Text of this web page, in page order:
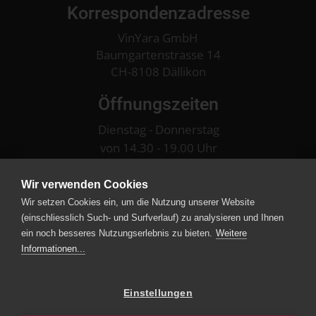
Korrespondenzadresse
VinYara GmbH
Baumgartenstrasse 14
CH-8108 Dällikon
Öffnungszeiten
Dienstag - Donnerstag
von 14.30 - 19.00 Uhr
von 13.00 - 16.00 Uhr
oder nach telefonischer Vereinbarung076 309 09 29
Wir verwenden Cookies
Wir setzen Cookies ein, um die Nutzung unserer Website
(einschliesslich Such- und Surfverlauf) zu analysieren und Ihnen
ein noch besseres Nutzungserlebnis zu bieten. Weitere
Informationen...
Einstellungen